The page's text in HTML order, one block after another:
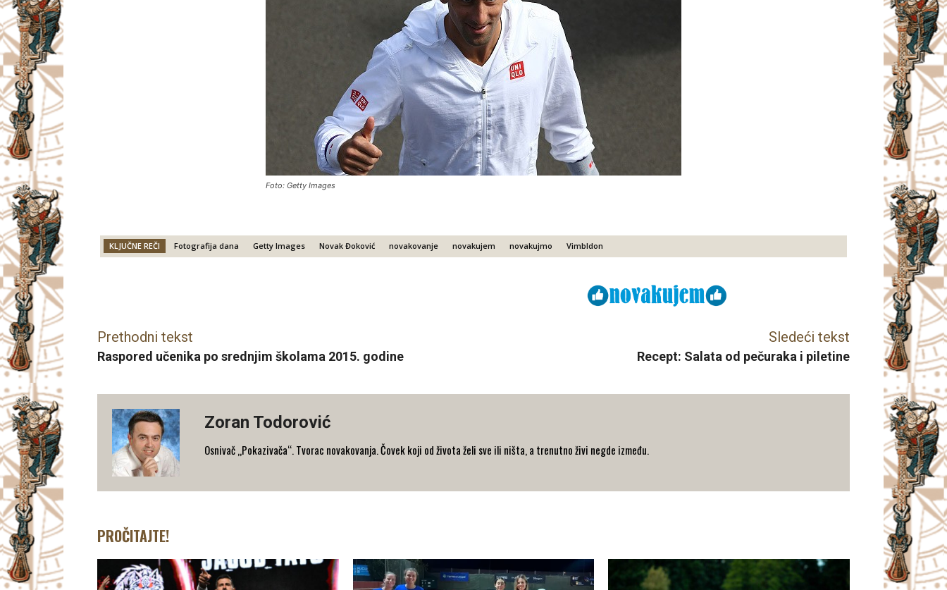
Foto: Getty Images
KLJUČNE REČI Fotografija dana Getty Images Novak Đoković novakovanje novakujem novakujmo Vimbldon
Prethodni tekst
Raspored učenika po srednjim školama 2015. godine
Sledeći tekst
Recept: Salata od pečuraka i piletine
Zoran Todorović
Osnivač „Pokazivača“. Tvorac novakovanja. Čovek koji od života želi sve ili ništa, a trenutno živi negde između.
PROČITAJTE!